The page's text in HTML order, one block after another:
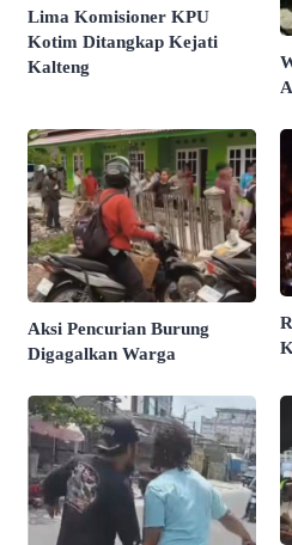
Lima Komisioner KPU
Kotim Ditangkap Kejati
Kalteng
Aksi Pencurian Burung
Digagalkan Warga